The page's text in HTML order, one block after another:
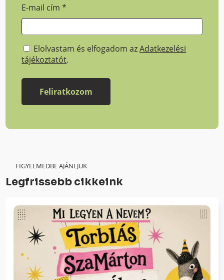
E-mail cím*
Elolvastam és elfogadom azAdatkezelési
tájékoztatót.
FIGYELMEDBE AJÁNLJUK
Legfrissebb cikkeink